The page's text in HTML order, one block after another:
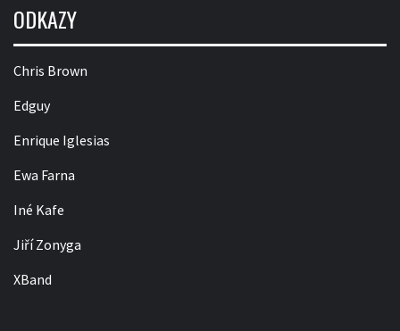
ODKAZY
Chris Brown
Edguy
Enrique Iglesias
Ewa Farna
Iné Kafe
Jiří Zonyga
XBand